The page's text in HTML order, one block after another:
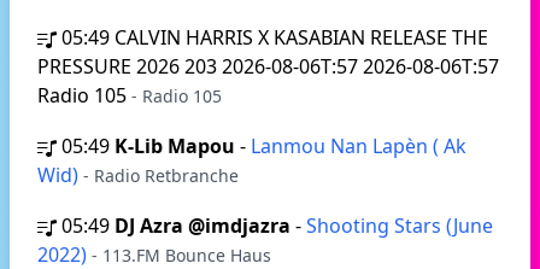
05:49 CALVIN HARRIS X KASABIAN RELEASE THE
PRESSURE 2026 203 2026-08-06T:57 2026-08-06T:57
Radio 105 - Radio 105
05:49 K-Lib Mapou - Lanmou Nan Lapèn ( Ak
Wid) - Radio Retbranche
05:49 DJ Azra @imdjazra -Shooting Stars (June
2022) - 113.FM Bounce Haus